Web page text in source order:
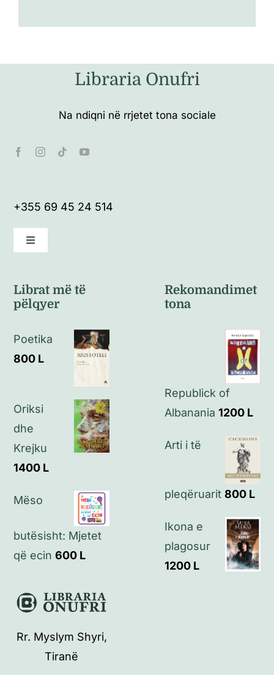
Libraria Onufri
Na ndiqni në rrjetet tona sociale
+355 69 45 24 514
Toggle
Politikat e kthimeve
Politikat e privatësisë
Kontakt
Librat më të
pëlqyer
Poetika
800 L
Oriksi
dhe
Krejku
1400 L
Mëso
butësisht: Mjetet
që ecin 600 L
Rekomandimet
tona
Republick of
Albanania 1200 L
Arti i të
pleqëruarit 800 L
Ikona e
plagosur
1200 L
Rr. Myslym Shyri,
Tiranë